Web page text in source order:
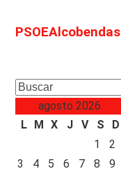
PSOEAlcobendas
Search
agosto 2026
L M X J V S
D
1
2
3
4 5 6 7 8
9